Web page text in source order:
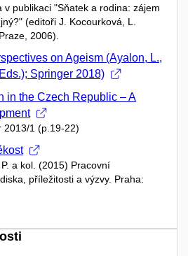
v publikaci "Sňatek a rodina: zájem
(editoři J. Kocourková, L.
2006).
on Ageism (Ayalon, L.,
Springer 2018)
in the Czech Republic – A
2013/1 (p.19-22)
a kol. (2015) Pracovní
příležitosti a výzvy. Praha: